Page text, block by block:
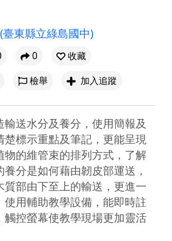
(臺東縣立綠島國中)
0
收藏
檢舉 加入追蹤
送水分及養分，使用簡報及
楚標示重點及筆記，更能呈現
物的維管束的排列方式，了解
分是如何藉由韌皮部運送，
質部由下至上的輸送，更進一
使用輔助教學設備，能即時註
觸控螢幕使教學現場更加靈活